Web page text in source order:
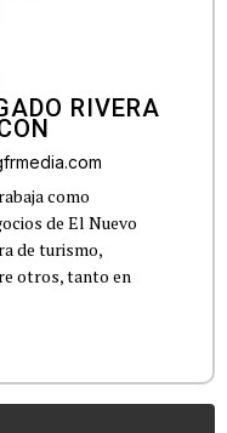
RIVERA
como
de El Nuevo
de turismo,
otros, tanto en